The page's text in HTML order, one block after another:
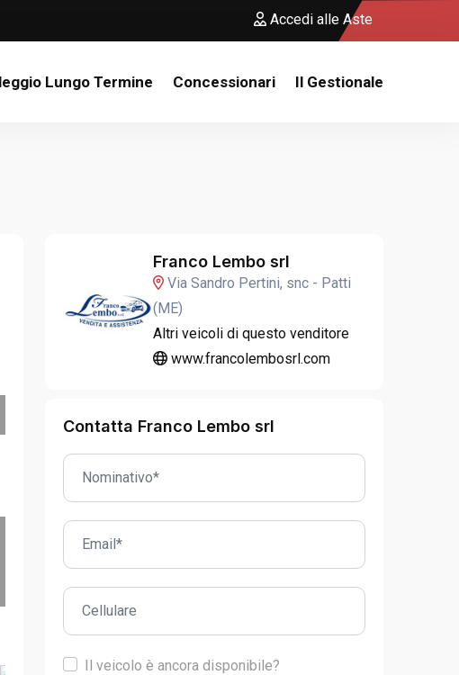
Accedi alle Aste
Lungo Termine Concessionari Il Gestionale
Franco Lembo srl
Via Sandro Pertini, snc - Patti
(ME)
Altri veicoli di questo venditore
www.francolembosrl.com
Contatta Franco Lembo srl
Il veicolo è ancora disponibile?